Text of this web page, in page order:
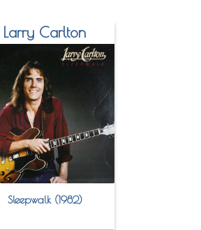
Larry Carlton
Sleepwalk (1982)